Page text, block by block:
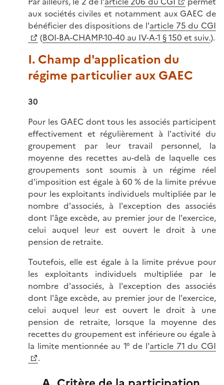
aux sociétés civiles et notamment aux GAEC de
bénéficier des dispositions de l'article 75 du CGI
(BOI-BA-CHAMP-10-40 au IV-A-1 § 150 et suiv.).
I. Champ d'application du
régime particulier aux GAEC
30
Pour les GAEC dont tous les associés participent
effectivement et régulièrement à l'activité du
groupement par leur travail personnel, la
moyenne des recettes au-delà de laquelle ces
groupements sont soumis à un régime réel
d'imposition est égale à 60 % de la limite prévue
pour les exploitants individuels multipliée par le
nombre d'associés, à l'exception des associés
dont l'âge excède, au premier jour de l'exercice,
celui auquel leur est ouvert le droit à une
pension de retraite.
Toutefois, elle est égale à la limite prévue pour
les exploitants individuels multipliée par le
nombre d'associés, à l'exception des associés
dont l'âge excède, au premier jour de l'exercice,
celui auquel leur est ouvert le droit à une
pension de retraite, lorsque la moyenne des
recettes du groupement est inférieure ou égale à
la limite mentionnée au 1° de l'article 71 du CGI
.